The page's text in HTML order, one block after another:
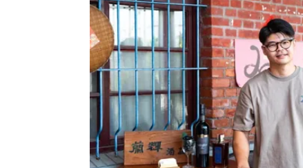
壩、大水灌入部落的影像，透過手機在社群
遠超出當地居民過去經驗。青年們急忙協助
太鞍長老教會避難，但仍有許多人來不及進
難。災情傳出後，散居外地的馬太鞍青年在
援。Ku